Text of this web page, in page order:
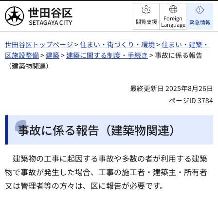
世田谷区 閲覧支援
Foreign
Language 緊急情報
世田谷区トップページ >住まい・街づくり・環境>住まい・建築・
区施設整備>建築>建築に関する制度・手続き > 事故に係る報告
（建築物関連）
最終更新日 2025年8月26日
ページID 3784
事故に係る報告（建築物関連）
建築物の工事に起因する事故や多数の者が利用する建築
物で事故が発生した場合、工事の施工者・建築主・所有者
又は管理者等の方々は、区に報告が必要です。